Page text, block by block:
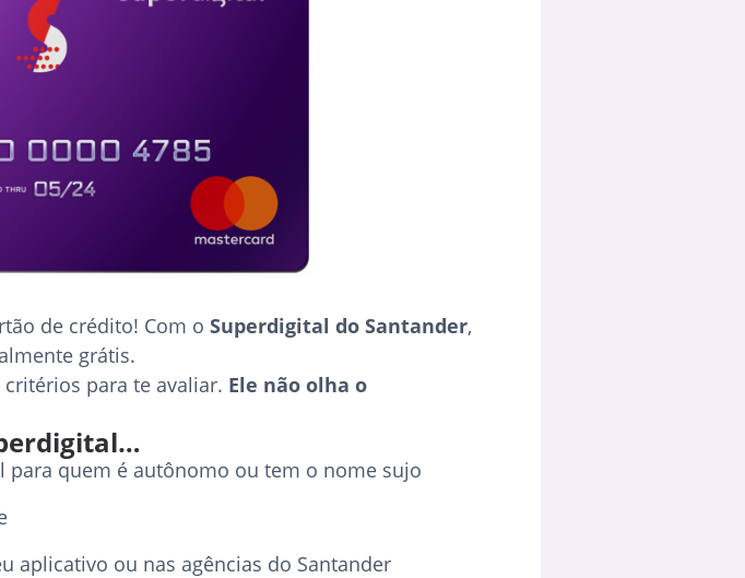
de crédito! Com o Superdigital do Santander,
grátis.
para te avaliar. Ele não olha o
para quem é autônomo ou tem o nome sujo
aplicativo ou nas agências do Santander